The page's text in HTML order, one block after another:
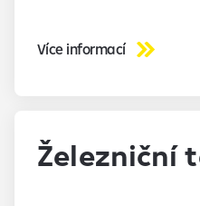
Více informací
Železniční